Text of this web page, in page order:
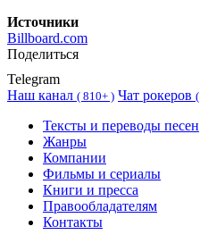
Источники
Billboard.com
Поделиться
Telegram
Наш канал ( 810+ ) Чат рокеров (
Тексты и переводы песен
Жанры
Компании
Фильмы и сериалы
Книги и пресса
Правообладателям
Контакты